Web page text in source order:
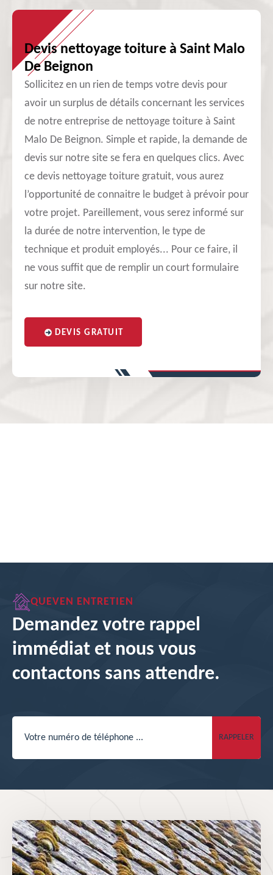
Devis nettoyage toiture à Saint Malo
De Beignon
Sollicitez en un rien de temps votre devis pour
avoir un surplus de détails concernant les services
de notre entreprise de nettoyage toiture à Saint
Malo De Beignon. Simple et rapide, la demande de
devis sur notre site se fera en quelques clics. Avec
ce devis nettoyage toiture gratuit, vous aurez
l’opportunité de connaitre le budget à prévoir pour
votre projet. Pareillement, vous serez informé sur
la durée de notre intervention, le type de
technique et produit employés... Pour ce faire, il
ne vous suffit que de remplir un court formulaire
sur notre site.
DEVIS GRATUIT
QUEVEN ENTRETIEN
Demandez votre rappel
immédiat et nous vous
contactons sans attendre.